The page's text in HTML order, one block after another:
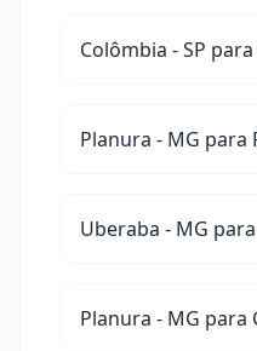
Colômbia - SP
Planura - MG para
Uberaba - MG
Planura - MG para